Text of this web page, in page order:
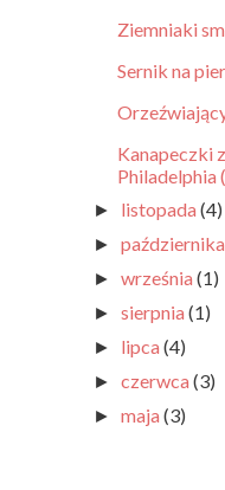
Ziemniaki
Sernik na
Kanapeczki
Philadelphia
► listopada(4)
►
►września(1)
►sierpnia(1)
► lipca(4)
►czerwca(3)
►maja(3)